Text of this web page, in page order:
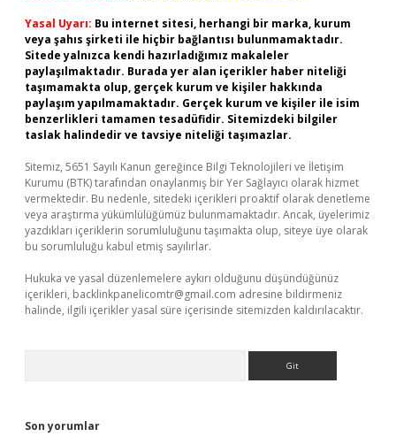
Yasal Uyarı: Bu internet sitesi, herhangi bir marka, kurum
veya şahıs şirketi ile hiçbir bağlantısı bulunmamaktadır.
Sitede yalnızca kendi hazırladığımız makaleler
paylaşılmaktadır. Burada yer alan içerikler haber niteliği
taşımamakta olup, gerçek kurum ve kişiler hakkında
paylaşım yapılmamaktadır. Gerçek kurum ve kişiler ile isim
benzerlikleri tamamen tesadüfidir. Sitemizdeki bilgiler
taslak halindedir ve tavsiye niteliği taşımazlar.
Sitemiz, 5651 Sayılı Kanun gereğince Bilgi Teknolojileri ve İletişim
Kurumu (BTK) tarafından onaylanmış bir Yer Sağlayıcı olarak hizmet
vermektedir. Bu nedenle, sitedeki içerikleri proaktif olarak denetleme
veya araştırma yükümlülüğümüz bulunmamaktadır. Ancak, üyelerimiz
yazdıkları içeriklerin sorumluluğunu taşımakta olup, siteye üye olarak
bu sorumluluğu kabul etmiş sayılırlar.
Hukuka ve yasal düzenlemelere aykırı olduğunu düşündüğünüz
içerikleri, backlinkpanelicomtr@gmail.com adresine bildirmeniz
halinde, ilgili içerikler yasal süre içerisinde sitemizden kaldırılacaktır.
Son yorumlar